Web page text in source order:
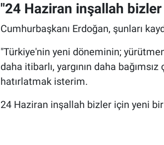
"24 Haziran inşallah
Cumhurbaşkanı Erdoğan, şunları
"Türkiye'nin yeni döneminin;
daha itibarlı, yargının daha
hatırlatmak isterim.
24 Haziran inşallah bizler için yeni